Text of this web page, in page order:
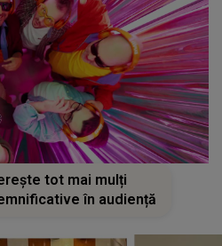
tot mai mulți
în audiență